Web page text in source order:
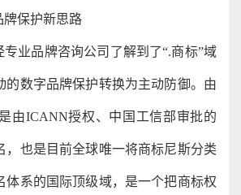
牌保护新思路
专业品牌咨询公司了解到了“.商标”域
的数字品牌保护转换为主动防御。由
由ICANN授权、中国工信部审批的
，也是目前全球唯一将商标尼斯分类
体系的国际顶级域，是一个把商标权